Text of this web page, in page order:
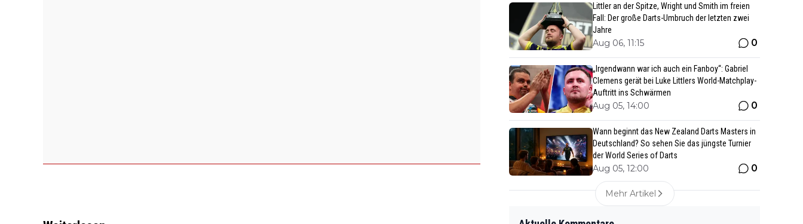
Littler an der Spitze, Wright und Smith im freien
Fall: Der große Darts-Umbruch der letzten zwei
Jahre
Aug 06, 11:15 0
„Irgendwann war ich auch ein Fanboy“: Gabriel
Clemens gerät bei Luke Littlers World-Matchplay-
Auftritt ins Schwärmen
Aug 05, 14:00 0
Wann beginnt das New Zealand Darts Masters in
Deutschland? So sehen Sie das jüngste Turnier
der World Series of Darts
Aug 05, 12:00 0
Mehr Artikel